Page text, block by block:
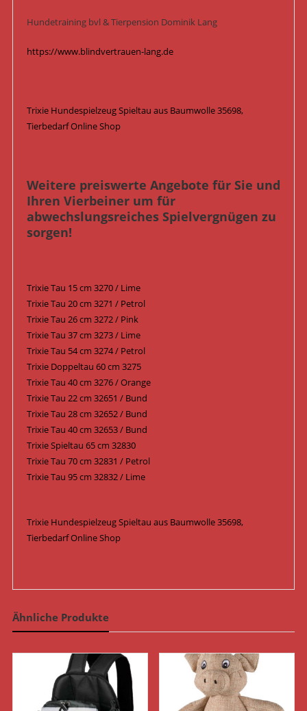
Hundetraining bvl & Tierpension Dominik Lang
https://www.blindvertrauen-lang.de
Trixie Hundespielzeug Spieltau aus Baumwolle 35698,
Tierbedarf Online Shop
Weitere preiswerte Angebote für Sie und
Ihren Vierbeiner um für
abwechslungsreiches Spielvergnügen zu
sorgen!
Trixie Tau 15 cm 3270 / Lime
Trixie Tau 20 cm 3271 / Petrol
Trixie Tau 26 cm 3272 / Pink
Trixie Tau 37 cm 3273 / Lime
Trixie Tau 54 cm 3274 / Petrol
Trixie Doppeltau 60 cm 3275
Trixie Tau 40 cm 3276 / Orange
Trixie Tau 22 cm 32651 / Bund
Trixie Tau 28 cm 32652 / Bund
Trixie Tau 40 cm 32653 / Bund
Trixie Spieltau 65 cm 32830
Trixie Tau 70 cm 32831 / Petrol
Trixie Tau 95 cm 32832 / Lime
Trixie Hundespielzeug Spieltau aus Baumwolle 35698,
Tierbedarf Online Shop
Ähnliche Produkte